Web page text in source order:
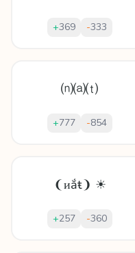
+369 -333
⒩⒜⒯
+777 -854
❨ᴎắŧ❩ ☀
+257 -360